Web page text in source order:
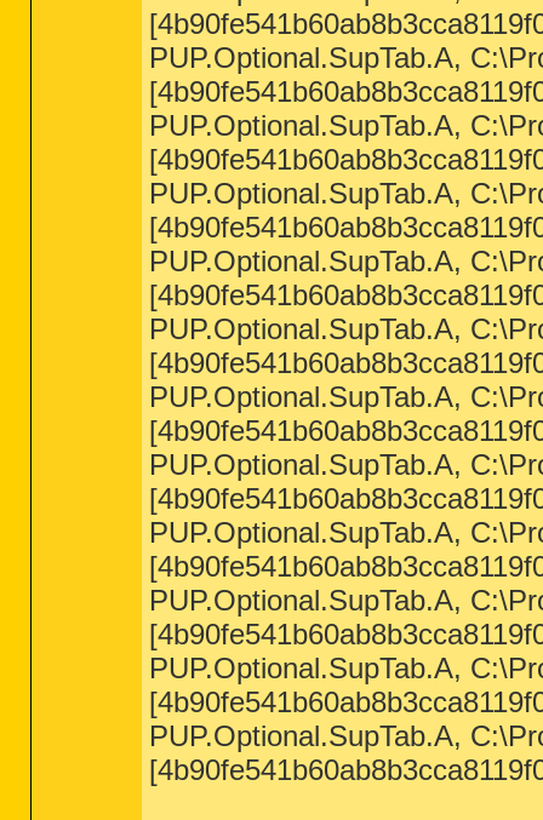
PUP.Optional.SupTab.A,
PUP.Optional.SupTab.A,
PUP.Optional.SupTab.A,
PUP.Optional.SupTab.A,
PUP.Optional.SupTab.A,
PUP.Optional.SupTab.A,
PUP.Optional.SupTab.A,
PUP.Optional.SupTab.A,
PUP.Optional.SupTab.A,
PUP.Optional.SupTab.A,
PUP.Optional.SupTab.A,